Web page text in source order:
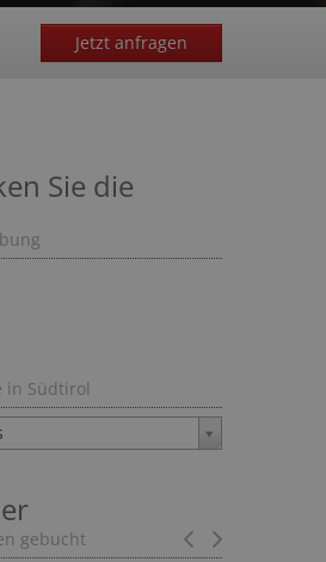
Jetzt anfragen
Sie die
in Südtirol
Prev
gebucht